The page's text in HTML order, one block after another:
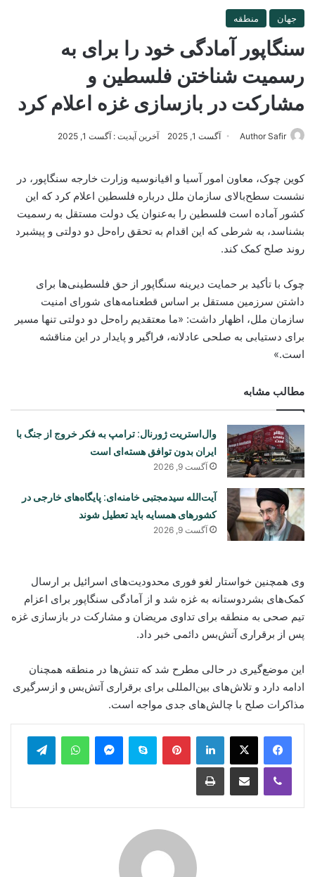
جهان منطقه
سنگاپور آمادگی خود را برای به
رسمیت شناختن فلسطین و
مشارکت در بازسازی غزه اعلام کرد
Author Safir آگست 1, 2025 آخرین آپدیت : آگست 1, 2025
کوین چوک، معاون امور آسیا و اقیانوسیه وزارت خارجه سنگاپور، در
نشست سطح‌بالای سازمان ملل درباره فلسطین اعلام کرد که این
کشور آماده است فلسطین را به‌عنوان یک دولت مستقل به رسمیت
بشناسد، به شرطی که این اقدام به تحقق راه‌حل دو دولتی و پیشبرد
روند صلح کمک کند.
چوک با تأکید بر حمایت دیرینه سنگاپور از حق فلسطینی‌ها برای
داشتن سرزمین مستقل بر اساس قطعنامه‌های شورای امنیت
سازمان ملل، اظهار داشت: «ما معتقدیم راه‌حل دو دولتی تنها مسیر
برای دستیابی به صلحی عادلانه، فراگیر و پایدار در این مناقشه
است.»
مطالب مشابه
وال‌استریت ژورنال: ترامپ به فکر خروج از جنگ با
ایران بدون توافق هسته‌ای است
آگست 9, 2026
آیت‌الله سیدمجتبی خامنه‌ای: پایگاه‌های خارجی در
کشورهای همسایه باید تعطیل شوند
آگست 9, 2026
وی همچنین خواستار لغو فوری محدودیت‌های اسرائیل بر ارسال
کمک‌های بشردوستانه به غزه شد و از آمادگی سنگاپور برای اعزام
تیم صحی به منطقه برای تداوی مریضان و مشارکت در بازسازی غزه
پس از برقراری آتش‌بس دائمی خبر داد.
این موضع‌گیری در حالی مطرح شد که تنش‌ها در منطقه همچنان
ادامه دارد و تلاش‌های بین‌المللی برای برقراری آتش‌بس و ازسرگیری
مذاکرات صلح با چالش‌های جدی مواجه است.
LinkedIn
Pinterest
Skype
Messenger
WhatsApp
Viber
Share via Email
Print